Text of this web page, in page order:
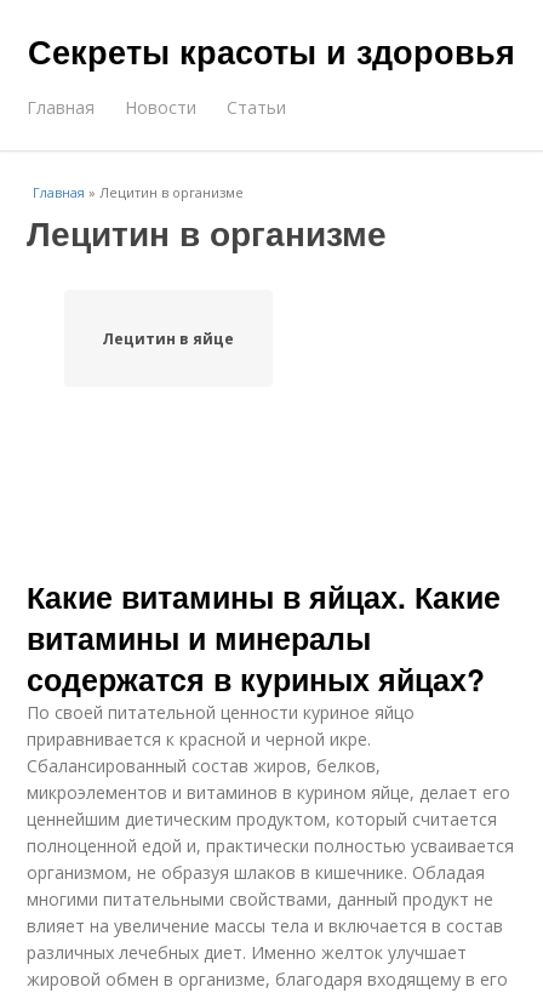
Секреты красоты и здоровья
Главная Новости Статьи
Главная »Лецитин в организме
Лецитин в организме
Лецитин в яйце
Какие витамины в яйцах. Какие
витамины и минералы
содержатся в куриных яйцах?
По своей питательной ценности куриное яйцо
приравнивается к красной и черной икре.
Сбалансированный состав жиров, белков,
микроэлементов и витаминов в курином яйце, делает его
ценнейшим диетическим продуктом, который считается
полноценной едой и, практически полностью усваивается
организмом, не образуя шлаков в кишечнике. Обладая
многими питательными свойствами, данный продукт не
влияет на увеличение массы тела и включается в состав
различных лечебных диет. Именно желток улучшает
жировой обмен в организме, благодаря входящему в его